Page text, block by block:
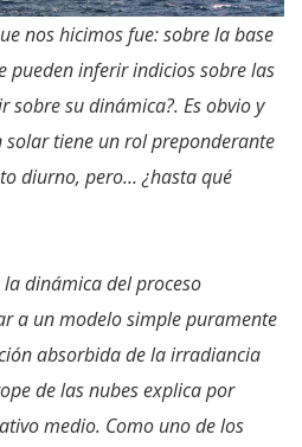
nos hicimos fue: sobre la base
pueden inferir indicios sobre las
sobre su dinámica?. Es obvio y
tiene un rol preponderante
diurno, pero… ¿hasta qué
la dinámica del proceso
a un modelo simple puramente
absorbida de la irradiancia
de las nubes explica por
medio. Como uno de los